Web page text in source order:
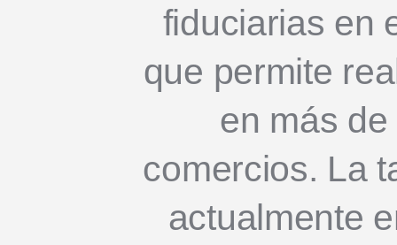
fiduciarias en
que permite
en más
comercios. La
actualmente